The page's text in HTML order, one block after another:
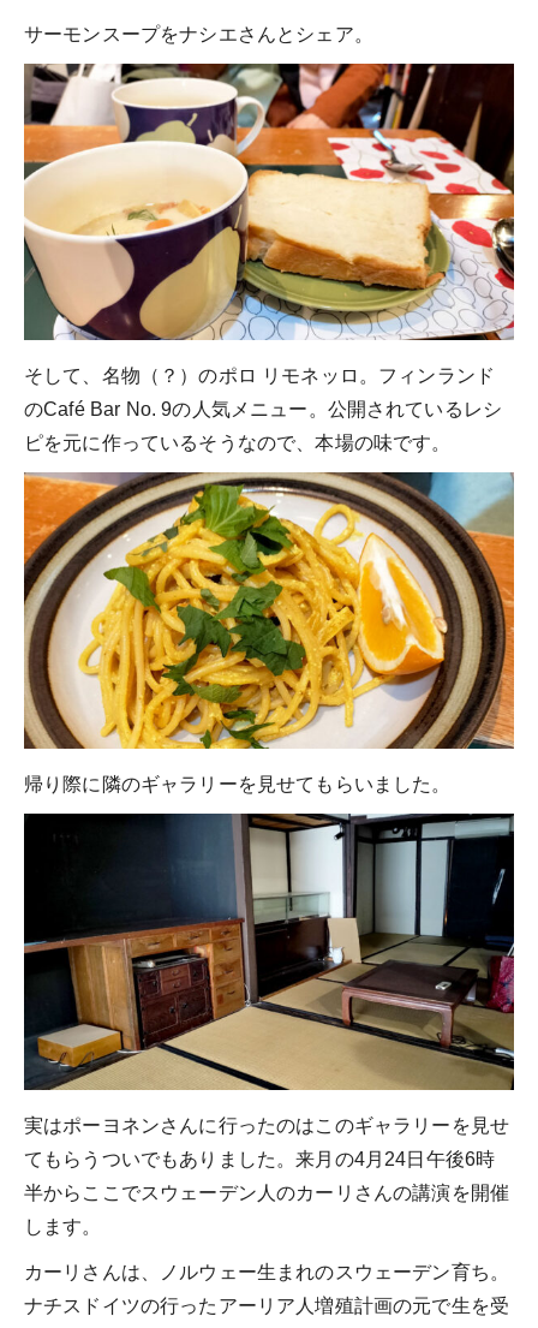
サーモンスープをナシエさんとシェア。
そして、名物（？）のポロ リモネッロ。フィンランド
のCafé Bar No. 9の人気メニュー。公開されているレシ
ピを元に作っているそうなので、本場の味です。
帰り際に隣のギャラリーを見せてもらいました。
実はポーヨネンさんに行ったのはこのギャラリーを見せ
てもらうついでもありました。来月の4月24日午後6時
半からここでスウェーデン人のカーリさんの講演を開催
します。
カーリさんは、ノルウェー生まれのスウェーデン育ち。
ナチスドイツの行ったアーリア人増殖計画の元で生を受